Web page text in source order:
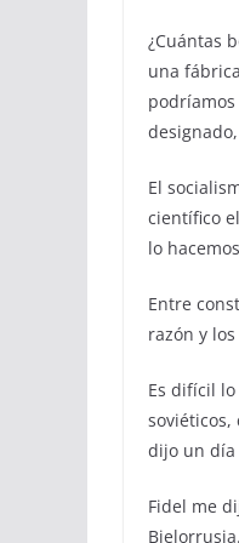
¿Cuántas
una
El
científico
lo
Entre
razón y
Es difícil
soviéticos,
dijo un día
Fidel me